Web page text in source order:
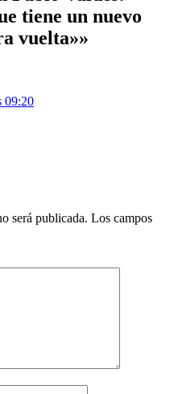
tiene un nuevo
vuelta»»
09:20
será publicada. Los campos